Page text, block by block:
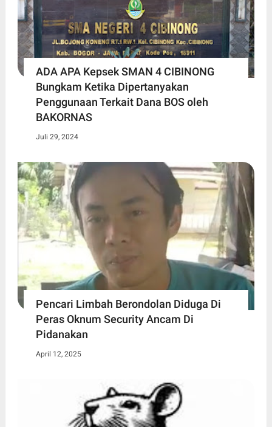
ADA APA Kepsek SMAN 4 CIBINONG
Bungkam Ketika Dipertanyakan
Penggunaan Terkait Dana BOS oleh
BAKORNAS
Juli 29, 2024
Pencari Limbah Berondolan Diduga Di
Peras Oknum Security Ancam Di
Pidanakan
April 12, 2025